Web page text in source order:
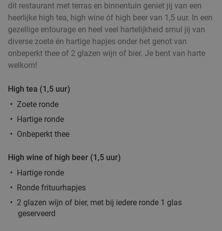
Ron Gastrobar Indonesia Laren
9.8
Laren 18 min.directions_car
Verkocht: 225 Regulier €51
€36,50
Italiaanse 3-gangen keuzelunch bij Restaurant
Maximiliano
Vandaag Di
Restaurant Maximiliano
Wandelarrangement bij Woods35
dit restaurant met terras en binnentuin geniet jij van een
heerlijke high tea, high wine óf high beer van 1,5 uur. In een
gezellige entourage en heel veel hartelijkheid smul jij van
diverse zoete én hartige hapjes onder het genot van
onbeperkt thee of 2 glazen wijn of bier. Je bent van harte
welkom!
High tea (1,5 uur)
Zoete ronde
Hartige ronde
Onbeperkt thee
High wine of high beer (1,5 uur)
Hartige ronde
Ronde frituurhapjes
2 glazen wijn of bier, met bij iedere ronde 1 glas
geserveerd